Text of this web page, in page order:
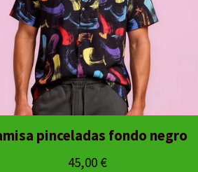
pinceladas fondo negro
45,00 €